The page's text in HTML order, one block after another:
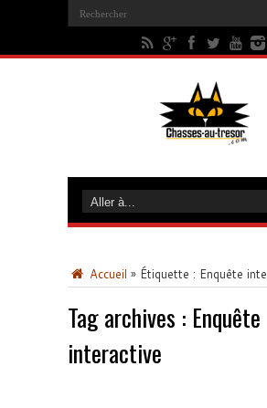
Accueil » Étiquette : Enquête
Tag archives : Enquête
interactive